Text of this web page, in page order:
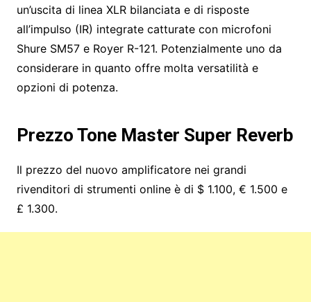
un’uscita di linea XLR bilanciata e di risposte
all’impulso (IR) integrate catturate con microfoni
Shure SM57 e Royer R-121. Potenzialmente uno da
considerare in quanto offre molta versatilità e
opzioni di potenza.
Prezzo Tone Master Super Reverb
Il prezzo del nuovo amplificatore nei grandi
rivenditori di strumenti online è di $ 1.100, € 1.500 e
£ 1.300.